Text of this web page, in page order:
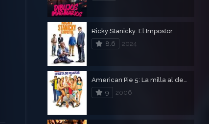
Ricky Stanicky: El Impostor
8.6
2024
9
2006